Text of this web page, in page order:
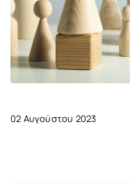
02 Αυγούστου 2023